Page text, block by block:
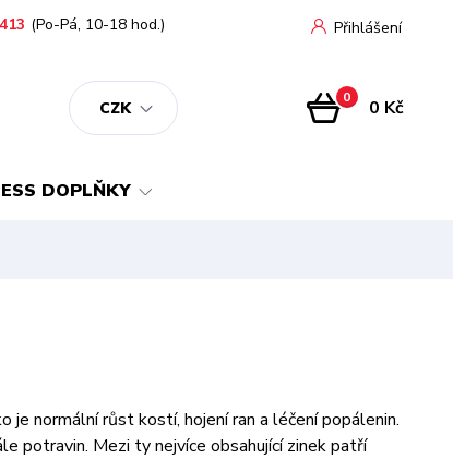
CZK
Přihlášení
(Po-Pá, 10-18 hod.)
0 0 Kč
DOPLŇKY
je normální růst kostí, hojení ran a léčení popálenin.
potravin. Mezi ty nejvíce obsahující zinek patří